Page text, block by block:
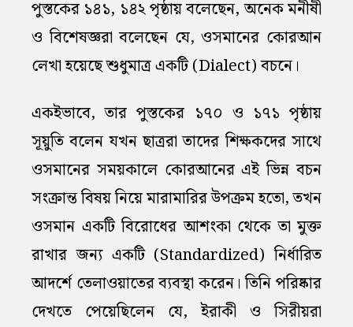
পুস্তকের ১৪১, ১৪২ পৃষ্ঠায় বলেছেন, অনেক মনীষী
ও বিশেষজ্ঞরা বলেছেন যে, ওসমানের কোরআন
লেখা হয়েছে শুধুমাত্র একটি (Dialect) বচনে।
একইভাবে, তার পুস্তকের ১৭০ ও ১৭১ পৃষ্ঠায়
সূয়ুতি বলেন যখন ছাত্ররা তাদের শিক্ষকদের সাথে
ওসমানের সময়কালে কোরআনের এই ভিন্ন বচন
সংক্রান্ত বিষয় নিয়ে মারামারির উপক্রম হতো, তখন
ওসমান একটি বিরোধের আশংকা থেকে তা মুক্ত
রাখার জন্য একটি (Standardized) নির্ধারিত
আদর্শে তেলাওয়াতের ব্যবস্থা করেন। তিনি পরিষ্কার
দেখতে পেয়েছিলেন যে, ইরাকী ও সিরীয়রা